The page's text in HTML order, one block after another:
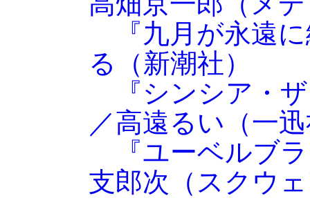
『九月が永遠
る（新潮社）
『シンシア・
／高遠るい（一
『ユーベルブ
支郎次（スクウ